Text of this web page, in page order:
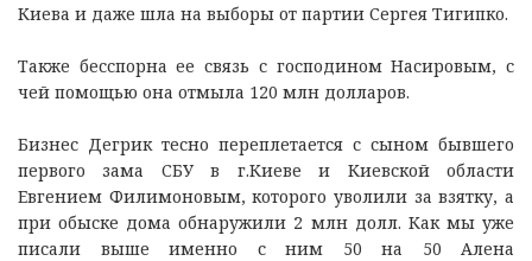
Киева и даже шла на выборы от партии Сергея Тигипко.
Также бесспорна ее связь с господином Насировым, с
чей помощью она отмыла 120 млн долларов.
Бизнес Дегрик тесно переплетается с сыном бывшего
первого зама СБУ в г.Киеве и Киевской области
Евгением Филимоновым, которого уволили за взятку, а
при обыске дома обнаружили 2 млн долл. Как мы уже
писали выше именно с ним 50 на 50 Алена